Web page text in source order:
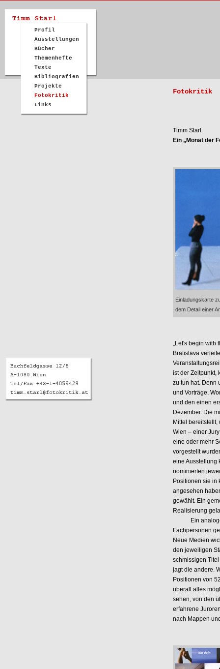
Profil
Ausstellungen
Bücher
Themenhefte
Texte
Bibliografien
Projekte
Fotokritik
Links
Fotokritik
Timm Starl
Ein „Monat der
Einladungskarte
dem Detail einer
„Let's begin with
Bratislava
ist der Zeitpunkt,
zu tun hat. Denn
und Vorträge,
und den einen
Dezember. Die
Mittel
Wien – einer
eine oder mehr
vorgestellt
eine Ausstellung
nominierten
Positionen sie in
angesehen
gewählt. Ein
Realisierung
Ein analoges
Fachpersonen
Neue Medien
den jeweiligen
schmissigen Titel
jagt die andere.
Positionen von
überall alles
sehen, von den
erfahrene
nach Mappen